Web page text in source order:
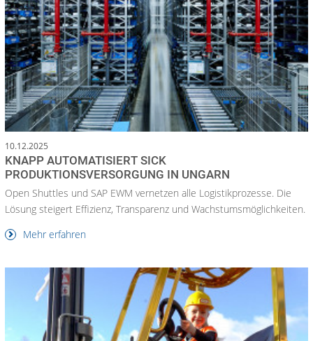
10.12.2025
KNAPP AUTOMATISIERT SICK
PRODUKTIONSVERSORGUNG IN UNGARN
Open Shuttles und SAP EWM vernetzen alle Logistikprozesse. Die
Lösung steigert Effizienz, Transparenz und Wachstumsmöglichkeiten.
Mehr erfahren